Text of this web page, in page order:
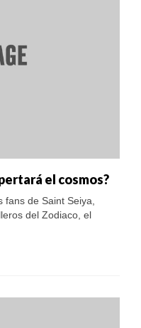
el cosmos?
de Saint Seiya,
del Zodiaco, el